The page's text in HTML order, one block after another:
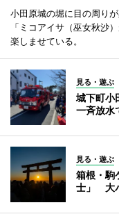
小田原城の堀に目の周り
「ミコアイサ（巫女秋沙
楽しませている。
見る・遊ぶ
城下町小
一斉放水
見る・遊ぶ
箱根・駒
士」 大